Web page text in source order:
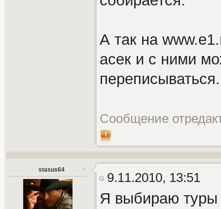
А так на
асек и с ними
переписываться.
Сообщение
stasus64
9.11.2010, 13:51
Я выбираю туры